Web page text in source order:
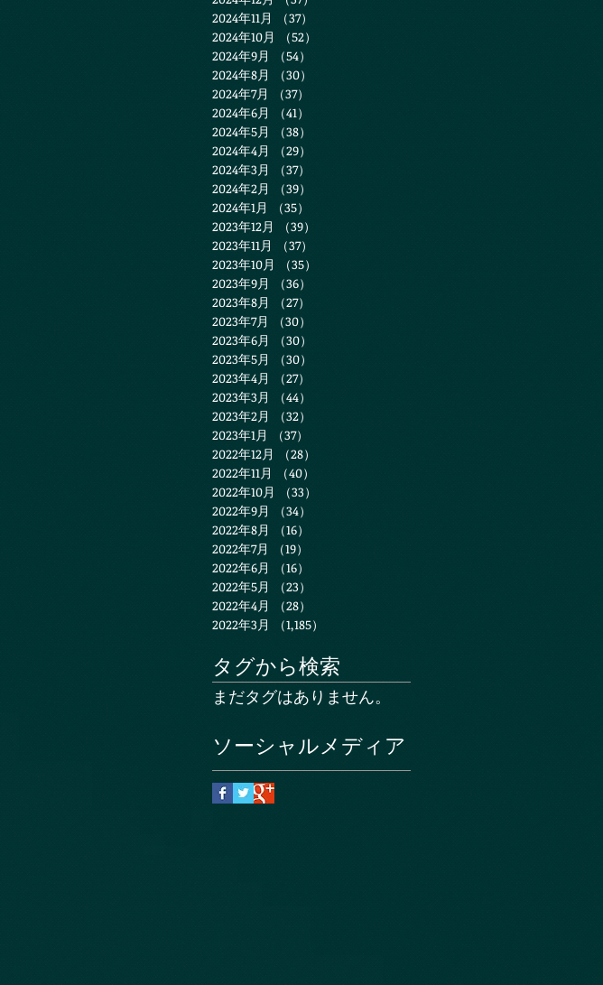
2024年11月
（37）
2024年10月
（52）
2024年9月
（54）
2024年8月
（30）
2024年7月
（37）
2024年6月
（41）
2024年5月
（38）
2024年4月
（29）
2024年3月
（37）
2024年2月
（39）
2024年1月
（35）
2023年12月
（39）
2023年11月
（37）
2023年10月
（35）
2023年9月
（36）
2023年8月
（27）
2023年7月
（30）
2023年6月
（30）
2023年5月
（30）
2023年4月
（27）
2023年3月
（44）
2023年2月
（32）
2023年1月
（37）
2022年12月
（28）
2022年11月
（40）
2022年10月
（33）
2022年9月
（34）
2022年8月
（16）
2022年7月
（19）
2022年6月
（16）
2022年5月
（23）
2022年4月
（28）
2022年3月
（1,185）
タグから検索
まだタグはありません。
ソーシャルメディア